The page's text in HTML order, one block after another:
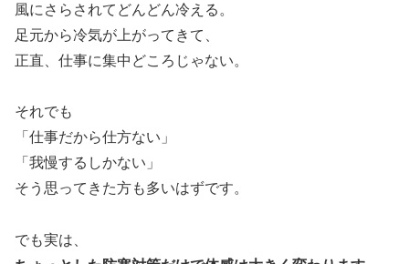
風にさらされてどんどん冷える。
足元から冷気が上がってきて、
正直、仕事に集中どころじゃない。
それでも
「仕事だから仕方ない」
「我慢するしかない」
そう思ってきた方も多いはずです。
でも実は、